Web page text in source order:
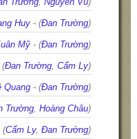
Huy - (Đan Trường)
Mỹ - (Đan Trường)
(Đan Trường, Cẩm Ly)
Quang - (Đan Trường)
Trường, Hoàng Châu)
(Cẩm Ly, Đan Trường)